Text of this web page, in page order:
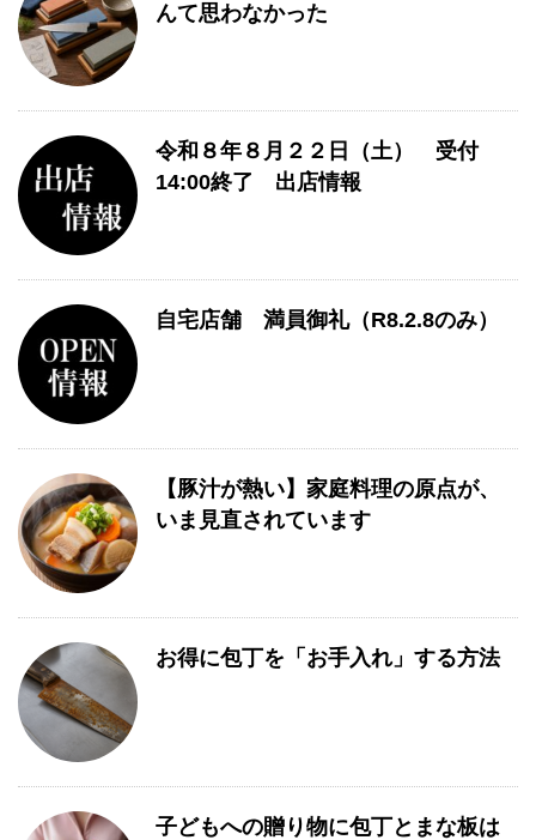
んて思わなかった
令和８年８月２２日（土） 受付
14:00終了 出店情報
自宅店舗 満員御礼（R8.2.8のみ）
【豚汁が熱い】家庭料理の原点が、
いま見直されています
お得に包丁を「お手入れ」する方法
子どもへの贈り物に包丁とまな板は